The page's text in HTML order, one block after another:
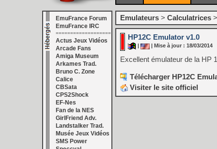
EmuFrance Forum
EmuFrance IRC
===================
Actus Jeux Vidéos
Arcade Fans
Amiga Museum
Arkames Trad.
Bruno C. Zone
Calice
CBSata
CPS2Shock
EF-Nes
Fan de la NES
GirlFriend Adv.
Landstalker Trad.
Musée Jeux Vidéos
SMS Power
Emulateurs > Calculatrices >
HP12C Emulator v1.0
| Mise à jour : 18/03/2014
Excellent émulateur de la HP
Télécharger HP12C
Visiter le site officiel